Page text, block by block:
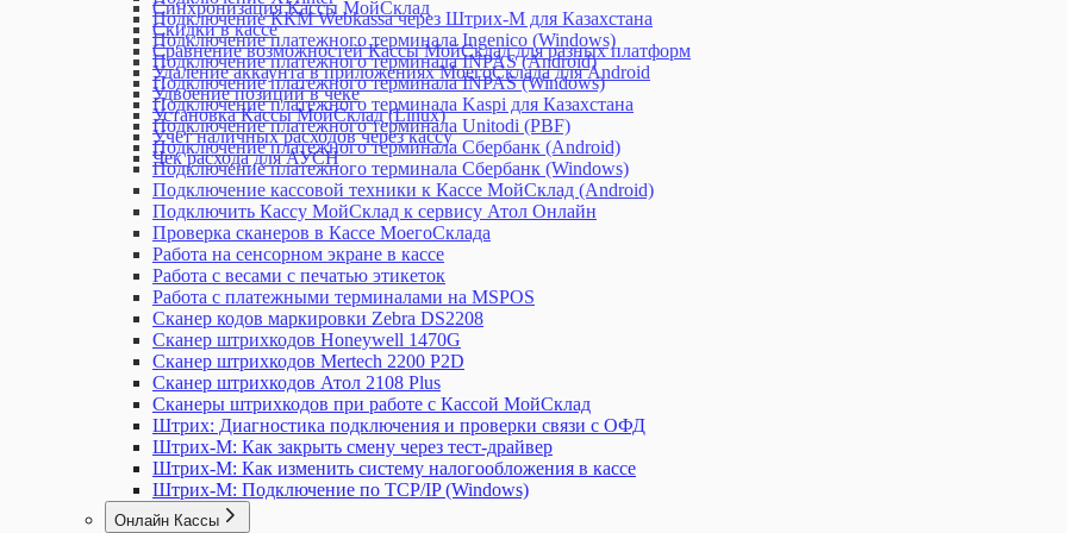
Синхронизация Кассы МойСклад
Скидки в кассе
Сравнение возможностей Кассы МойСклад для разных платформ
Удаление аккаунта в приложениях МоегоСклада для Android
Удвоение позиций в чеке
Установка Кассы МойСклад (Linux)
Учет наличных расходов через кассу
Чек расхода для АУСН
Подключение ККМ Webkassa через Штрих-М для Казахстана
Подключение платежного терминала Ingenico (Windows)
Подключение платежного терминала INPAS (Android)
Подключение платежного терминала INPAS (Windows)
Подключение платежного терминала Kaspi для Казахстана
Подключение платежного терминала Unitodi (PBF)
Подключение платежного терминала Сбербанк (Android)
Подключение платежного терминала Сбербанк (Windows)
Подключение кассовой техники к Кассе МойСклад (Android)
Подключить Кассу МойСклад к сервису Атол Онлайн
Проверка сканеров в Кассе МоегоСклада
Работа на сенсорном экране в кассе
Работа с весами с печатью этикеток
Работа с платежными терминалами на MSPOS
Сканер кодов маркировки Zebra DS2208
Сканер штрихкодов Honeywell 1470G
Сканер штрихкодов Mertech 2200 P2D
Сканер штрихкодов Атол 2108 Plus
Сканеры штрихкодов при работе с Кассой МойСклад
Штрих: Диагностика подключения и проверки связи с ОФД
Штрих-М: Как закрыть смену через тест-драйвер
Штрих-М: Как изменить систему налогообложения в кассе
Штрих-М: Подключение по TCP/IP (Windows)
Онлайн Кассы